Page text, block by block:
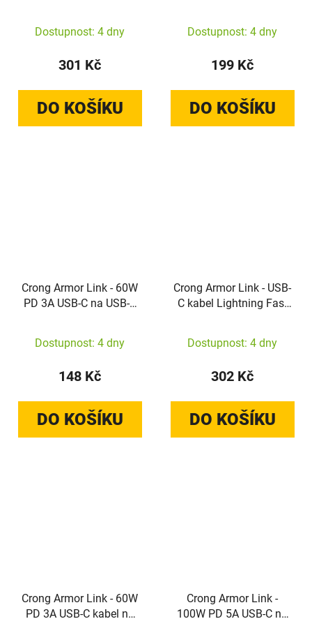
Dostupnost: 4 dny
301 Kč
DO KOŠÍKU
Dostupnost: 4 dny
199 Kč
DO KOŠÍKU
Crong Armor Link - 60W
PD 3A USB-C na USB-C
Dostupnost: 4 dny
148 Kč
DO KOŠÍKU
Crong Armor Link - USB-
C kabel Lightning Fast
Dostupnost: 4 dny
302 Kč
DO KOŠÍKU
Crong Armor Link - 60W
PD 3A USB-C kabel na
Crong Armor Link -
100W PD 5A USB-C na